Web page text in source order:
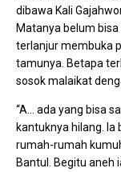
dibawa Kali
Matanya belum
terlanjur membuka
tamunya. Betapa
sosok malaikat
“A… ada yang bisa
kantuknya hilang. Ia
rumah-rumah
Bantul. Begitu aneh